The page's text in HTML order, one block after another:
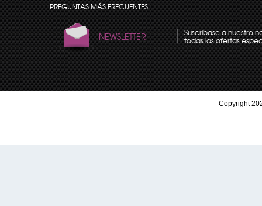
PREGUNTAS MÁS FRECUENTES
NEWSLETTER Suscríbase a nuestro
todas las ofertas
Copyright